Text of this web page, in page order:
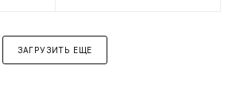
ЗАГРУЗИТЬ ЕЩЕ